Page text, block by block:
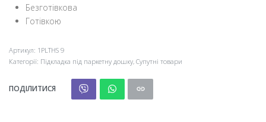
Безготівкова
Готівкою
Артикул: 1PLTHS 9
Категорії: Підкладка під паркетну дошку, Супутні товари
ПОДІЛИТИСЯ